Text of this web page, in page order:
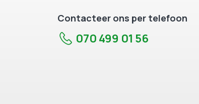
Contacteer ons per telefoon
070 499 01 56